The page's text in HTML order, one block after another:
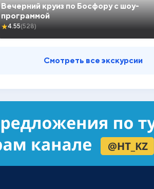
Вечерний круиз по Босфору с шоу-
программой
★4.55(528)
Смотреть все экскурсии